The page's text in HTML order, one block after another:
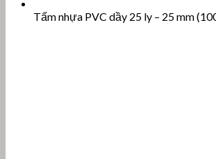
Tấm nhựa PVC dầy 25 ly – 25 mm